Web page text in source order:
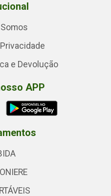
e Devolução
APP